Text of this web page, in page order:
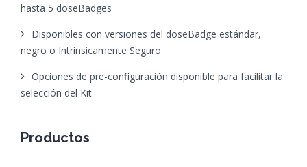
hasta 5 doseBadges
Disponibles con versiones del doseBadge estándar,
negro o Intrínsicamente Seguro
Opciones de pre-configuración disponible para facilitar la
selección del Kit
Productos